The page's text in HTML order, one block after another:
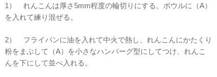
1） れんこんは厚さ5mm程度の輪切りにする。ボウルに（A）
を入れて練り混ぜる。
2） フライパンに油を入れて中火で熱し、れんこんにかたくり
粉をまぶして（A）を小さなハンバーグ型にしてつけ、れんこ
んを下にして並べ入れる。